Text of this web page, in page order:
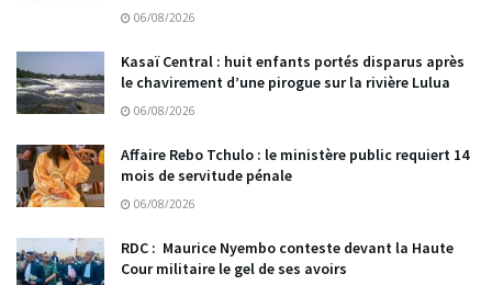
06/08/2026
Kasaï Central : huit enfants portés disparus après
le chavirement d’une pirogue sur la rivière Lulua
06/08/2026
Affaire Rebo Tchulo : le ministère public requiert 14
mois de servitude pénale
06/08/2026
RDC : Maurice Nyembo conteste devant la Haute
Cour militaire le gel de ses avoirs